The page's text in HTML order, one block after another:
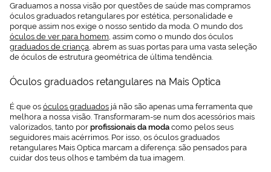
Graduamos a nossa visão por questões de saúde mas compramos
óculos graduados retangulares por estética, personalidade e
porque assim nos exige o nosso sentido da moda. O mundo dos
óculos de ver para homem , assim como o mundo dos óculos
graduados de criança , abrem as suas portas para uma vasta seleção
de óculos de estrutura geométrica de última tendência.
Óculos graduados retangulares na Mais Optica
É que os óculos graduados já não são apenas uma ferramenta que
melhora a nossa visão. Transformaram-se num dos acessórios mais
valorizados, tanto por profissionais da moda como pelos seus
seguidores mais acérrimos. Por isso, os óculos graduados
retangulares Mais Optica marcam a diferença: são pensados para
cuidar dos teus olhos e também da tua imagem.